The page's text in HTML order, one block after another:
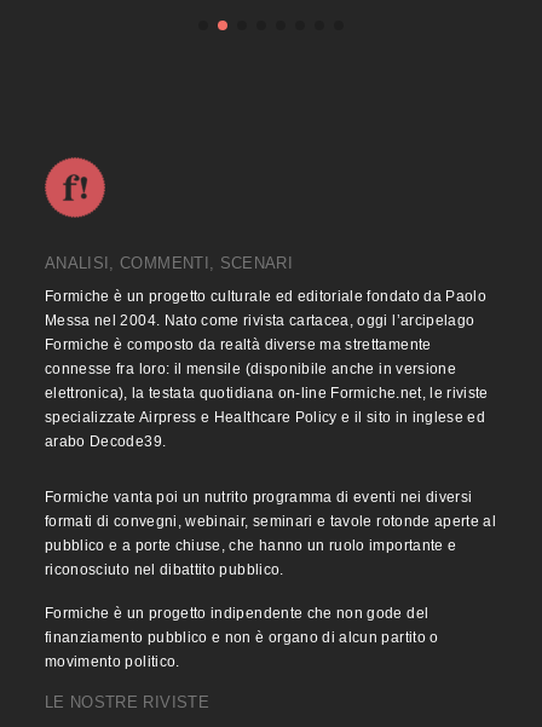
ANALISI, COMMENTI, SCENARI
Formiche è un progetto culturale ed editoriale fondato da Paolo
Messa nel 2004. Nato come rivista cartacea, oggi l’arcipelago
Formiche è composto da realtà diverse ma strettamente
connesse fra loro: il mensile (disponibile anche in versione
elettronica), la testata quotidiana on-line Formiche.net, le riviste
specializzate Airpress e Healthcare Policy e il sito in inglese ed
arabo Decode39.
Formiche vanta poi un nutrito programma di eventi nei diversi
formati di convegni, webinair, seminari e tavole rotonde aperte al
pubblico e a porte chiuse, che hanno un ruolo importante e
riconosciuto nel dibattito pubblico.
Formiche è un progetto indipendente che non gode del
finanziamento pubblico e non è organo di alcun partito o
movimento politico.
LE NOSTRE RIVISTE